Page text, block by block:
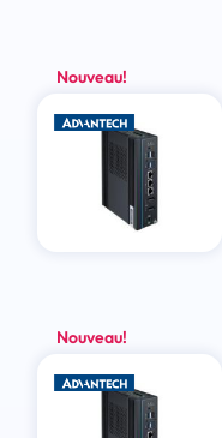
Nouveau!
Nouveau!